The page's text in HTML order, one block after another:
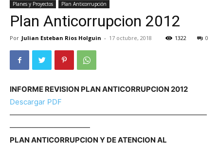
Planes y Proyectos Plan Anticorrupción
Plan Anticorrupcion 2012
Por Julian Esteban Rios Holguin - 17 octubre, 2018 0
1322
INFORME REVISION PLAN ANTICORRUPCION 2012
Descargar PDF
———————————————————————————
———————————
PLAN ANTICORRUPCION Y DE ATENCION AL